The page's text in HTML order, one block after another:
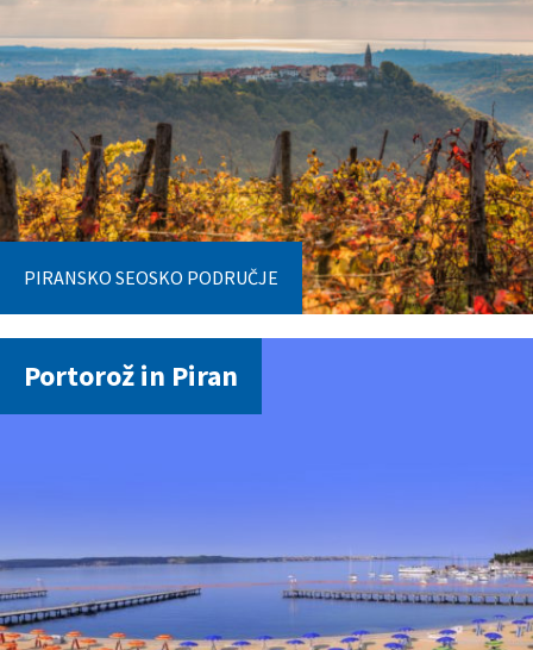
PIRANSKO SEOSKO PODRUČJE
Portorož in Piran